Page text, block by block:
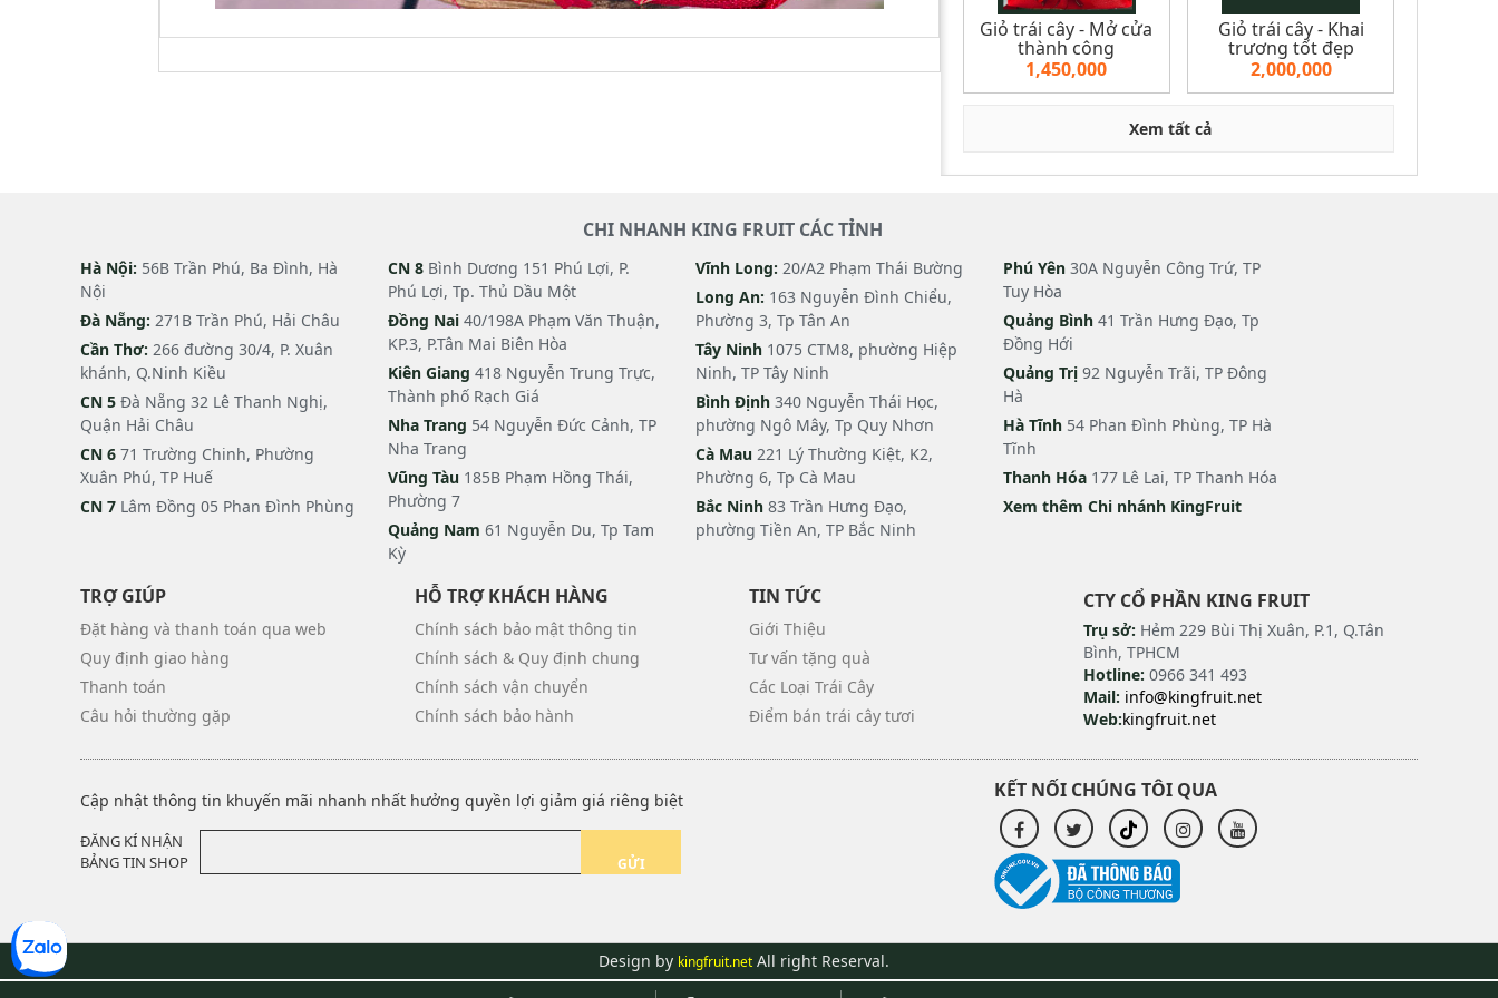
Giỏ trái cây - Mở cửa
thành công
1,450,000
Giỏ trái cây - Khai
trương tốt đẹp
2,000,000
Xem tất cả
CHI NHANH KING FRUIT CÁC TỈNH
Hà Nội: 56B Trần Phú, Ba Đình, Hà
Nội
Đà Nẵng: 271B Trần Phú, Hải Châu
Cần Thơ: 266 đường 30/4, P. Xuân
khánh, Q.Ninh Kiều
CN 5 Đà Nẵng 32 Lê Thanh Nghị,
Quận Hải Châu
CN 6 71 Trường Chinh, Phường
Xuân Phú, TP Huế
CN 7 Lâm Đồng 05 Phan Đình Phùng
CN 8 Bình Dương 151 Phú Lợi, P.
Phú Lợi, Tp. Thủ Dầu Một
Đồng Nai 40/198A Phạm Văn Thuận,
KP.3, P.Tân Mai Biên Hòa
Kiên Giang 418 Nguyễn Trung Trực,
Thành phố Rạch Giá
Nha Trang 54 Nguyễn Đức Cảnh, TP
Nha Trang
Vũng Tàu 185B Phạm Hồng Thái,
Phường 7
Quảng Nam 61 Nguyễn Du, Tp Tam
Kỳ
Vĩnh Long: 20/A2 Phạm Thái Bường
Long An: 163 Nguyễn Đình Chiểu,
Phường 3, Tp Tân An
Tây Ninh 1075 CTM8, phường Hiệp
Ninh, TP Tây Ninh
Bình Định 340 Nguyễn Thái Học,
phường Ngô Mây, Tp Quy Nhơn
Cà Mau 221 Lý Thường Kiệt, K2,
Phường 6, Tp Cà Mau
Bắc Ninh 83 Trần Hưng Đạo,
phường Tiền An, TP Bắc Ninh
Phú Yên 30A Nguyễn Công Trứ, TP
Tuy Hòa
Quảng Bình 41 Trần Hưng Đạo, Tp
Đồng Hới
Quảng Trị 92 Nguyễn Trãi, TP Đông
Hà
Hà Tĩnh 54 Phan Đình Phùng, TP Hà
Tĩnh
Thanh Hóa 177 Lê Lai, TP Thanh Hóa
Xem thêm Chi nhánh KingFruit
TRỢ GIÚP
Đặt hàng và thanh toán qua web
Quy định giao hàng
Thanh toán
Câu hỏi thường gặp
HỖ TRỢ KHÁCH HÀNG
Chính sách bảo mật thông tin
Chính sách & Quy định chung
Chính sách vận chuyển
Chính sách bảo hành
TIN TỨC
Giới Thiệu
Tư vấn tặng quà
Các Loại Trái Cây
Điểm bán trái cây tươi
CTY CỔ PHẦN KING FRUIT
Trụ sở: Hẻm 229 Bùi Thị Xuân, P.1, Q.Tân
Bình, TPHCM
Hotline: 0966 341 493
Mail: info@kingfruit.net
Web:kingfruit.net
Cập nhật thông tin khuyến mãi nhanh nhất hưởng quyền lợi giảm giá riêng biệt
ĐĂNG KÍ NHẬN
BẢNG TIN SHOP
GỬI
KẾT NỐI CHÚNG TÔI QUA
Design by kingfruit.netAll right Reserval.